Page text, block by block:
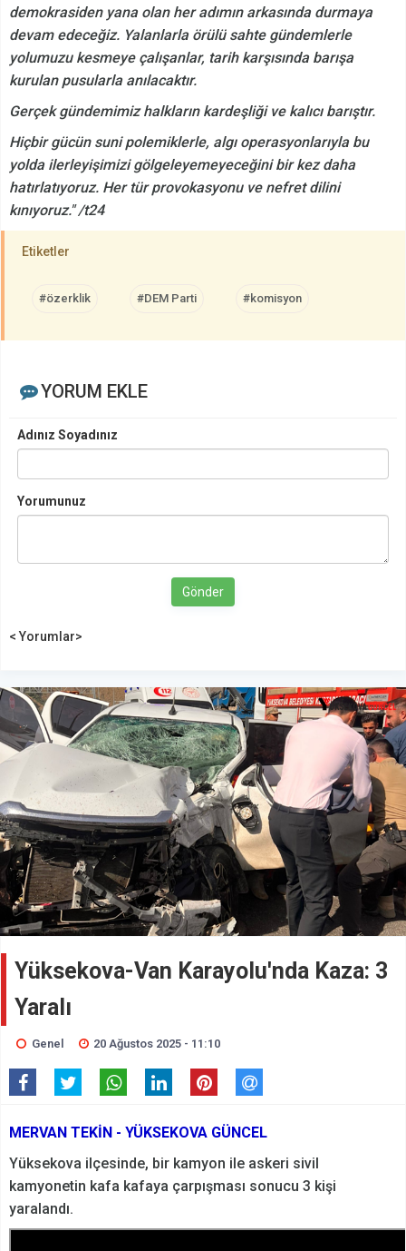
demokrasiden yana olan her adımın arkasında durmaya
devam edeceğiz. Yalanlarla örülü sahte gündemlerle
yolumuzu kesmeye çalışanlar, tarih karşısında barışa
kurulan pusularla anılacaktır.
Gerçek gündemimiz halkların kardeşliği ve kalıcı barıştır.
Hiçbir gücün suni polemiklerle, algı operasyonlarıyla bu
yolda ilerleyişimizi gölgeleyemeyeceğini bir kez daha
hatırlatıyoruz. Her tür provokasyonu ve nefret dilini
kınıyoruz." /t24
Etiketler
#özerklik #DEM Parti #komisyon
YORUM EKLE
Adınız Soyadınız
Yorumunuz
Gönder
< Yorumlar>
Yüksekova-Van Karayolu'nda Kaza: 3
Yaralı
Genel 20 Ağustos 2025 - 11:10
MERVAN TEKİN - YÜKSEKOVA GÜNCEL
Yüksekova ilçesinde, bir kamyon ile askeri sivil
kamyonetin kafa kafaya çarpışması sonucu 3 kişi
yaralandı.